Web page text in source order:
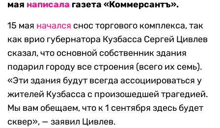
мая написала газета «Коммерсантъ».
15 мая начался снос торгового комплекса, так
как врио губернатора Кузбасса Сергей Цивлев
сказал, что основной собственник здания
подарил городу все строения (всего их семь).
«Эти здания будут всегда ассоциироваться у
жителей Кузбасса с произошедшей трагедией.
Мы вам обещаем, что к 1 сентября здесь будет
сквер», — заявил Цивлев.